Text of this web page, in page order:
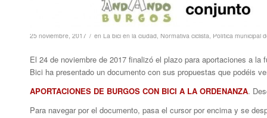
25 noviembre, 2017 / en La bici en la ciudad, Normativa ciclista, Política municipal
El 24 de noviembre de 2017 finalizó el plazo para aportaciones a
Bici ha presentado un documento con sus propuestas que podéis
APORTACIONES DE BURGOS CON BICI A LA ORDENANZA.
Para navegar por el documento, pasa el cursor por encima y se